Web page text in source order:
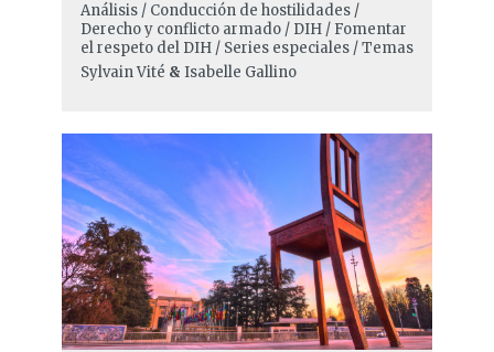
Análisis / Conducción de hostilidades /
Derecho y conflicto armado / DIH / Fomentar
el respeto del DIH / Series especiales / Temas
Sylvain Vité & Isabelle Gallino